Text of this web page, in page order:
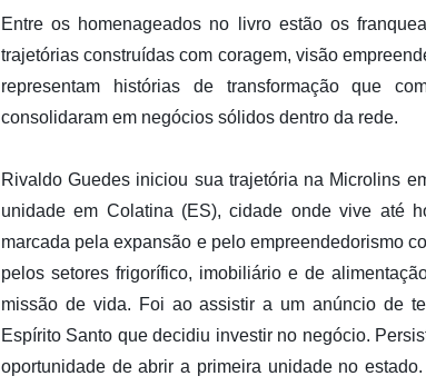
Entre os homenageados no livro estão os
trajetórias construídas com coragem, visão
representam histórias de transformação que
consolidaram em negócios sólidos dentro da rede.
Rivaldo Guedes iniciou sua trajetória na Microlins
unidade em Colatina (ES), cidade onde vive até
marcada pela expansão e pelo empreendedorismo
pelos setores frigorífico, imobiliário e de
missão de vida. Foi ao assistir a um anúncio de
Espírito Santo que decidiu investir no negócio.
oportunidade de abrir a primeira unidade no